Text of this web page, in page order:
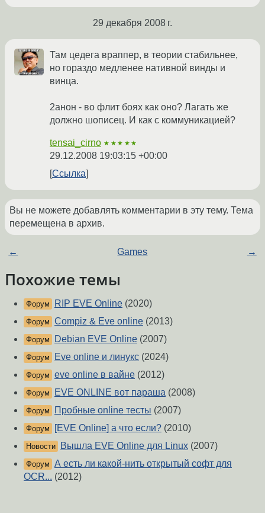
29 декабря 2008 г.
Там цедега враппер, в теории стабильнее,
но гораздо медленее нативной винды и
винца.
2анон - во флит боях как оно? Лагать же
должно шописец. И как с коммуникацией?
tensai_cirno ★★★★★
29.12.2008 19:03:15 +00:00
Ссылка
Вы не можете добавлять комментарии в эту тему. Тема
перемещена в архив.
← Games →
Похожие темы
Форум RIP EVE Online (2020)
Форум Compiz & Eve online (2013)
Форум Debian EVE Online (2007)
Форум Eve online и линукс (2024)
Форум eve online в вайне (2012)
Форум EVE ONLINE вот параша (2008)
Форум Пробные online тесты (2007)
Форум [EVE Online] а что если? (2010)
Новости Вышла EVE Online для Linux (2007)
Форум А есть ли какой-нить открытый софт для
OCR... (2012)